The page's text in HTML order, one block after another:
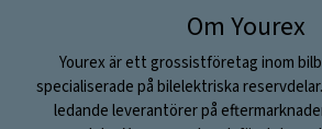
Om Yourex
Yourex är ett grossistföretag inom
specialiserade på bilelektriska
ledande leverantörer på